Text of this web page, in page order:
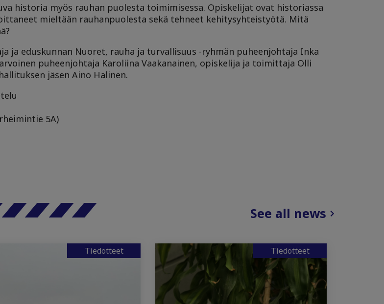
historia myös rauhan puolesta toimimisessa. Opiskelijat ovat historiassa
mieltään rauhanpuolesta sekä tehneet kehitysyhteistyötä. Mitä
ja eduskunnan Nuoret, rauha ja turvallisuus -ryhmän puheenjohtaja Inka
puheenjohtaja Karoliina Vaakanainen, opiskelija ja toimittaja Olli
jäsen Aino Halinen.
5A)
See all news
Tiedotteet Tiedotteet